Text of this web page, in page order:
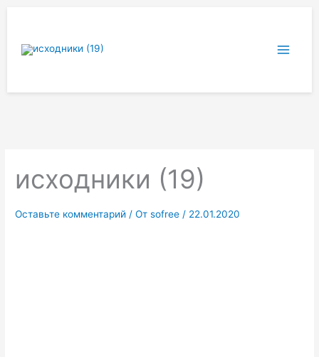
содержимому
исходники (19)
Оставьте комментарий / Отsofree / 22.01.2020